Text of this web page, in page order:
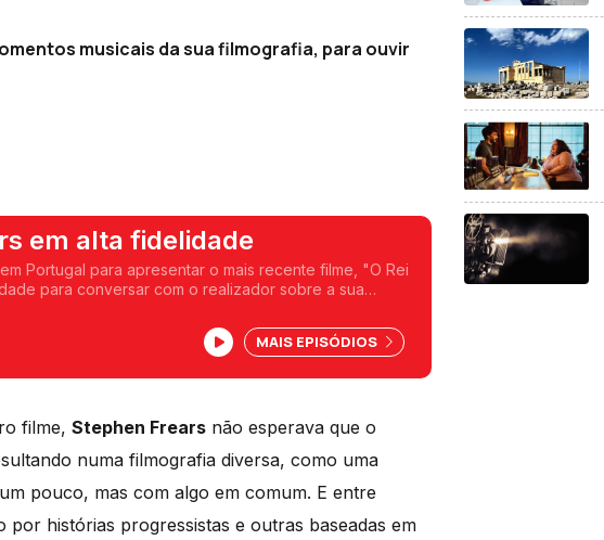
musicais da sua filmografia, para ouvir
em alta fidelidade
Portugal para apresentar o mais recente filme, "O Rei
para conversar com o realizador sobre a sua
MAIS EPISÓDIOS
filme, Stephen Frears não esperava que o
numa filmografia diversa, como uma
pouco, mas com algo em comum. E entre
por histórias progressistas e outras baseadas em